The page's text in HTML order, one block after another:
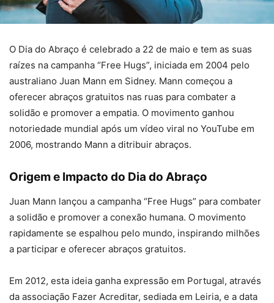
O Dia do Abraço é celebrado a 22 de maio e tem as suas
raízes na campanha “Free Hugs”, iniciada em 2004 pelo
australiano Juan Mann em Sidney. Mann começou a
oferecer abraços gratuitos nas ruas para combater a
solidão e promover a empatia. O movimento ganhou
notoriedade mundial após um vídeo viral no YouTube em
2006, mostrando Mann a ditribuir abraços.
Origem e Impacto do Dia do Abraço
Juan Mann lançou a campanha “Free Hugs” para combater
a solidão e promover a conexão humana. O movimento
rapidamente se espalhou pelo mundo, inspirando milhões
a participar e oferecer abraços gratuitos.
Em 2012, esta ideia ganha expressão em Portugal, através
da associação Fazer Acreditar, sediada em Leiria, e a data